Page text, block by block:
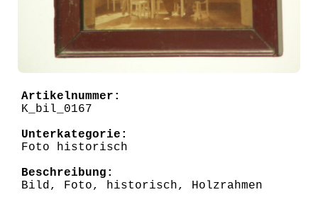
Artikelnummer:
K_bil_0167
Unterkategorie:
Foto historisch
Beschreibung:
Bild, Foto, historisch, Holzrahmen